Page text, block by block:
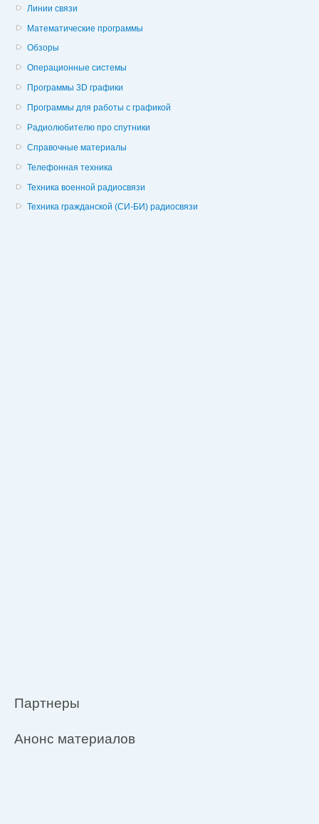
Линии связи
Математические программы
Обзоры
Операционные системы
Программы 3D графики
Программы для работы с графикой
Радиолюбителю про спутники
Справочные материалы
Телефонная техника
Техника военной радиосвязи
Техника гражданской (СИ-БИ) радиосвязи
Партнеры
Анонс материалов